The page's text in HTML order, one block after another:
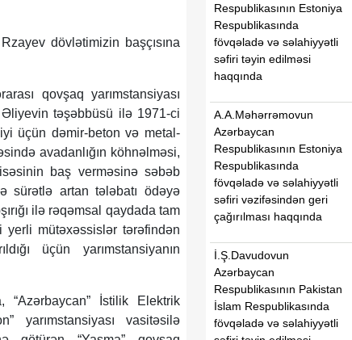
dövlətimizin başçısına
qovşaq yarımstansiyası
Əliyevin təşəbbüsü ilə 1971-ci
üçün dəmir-beton və metal-
avadanlığın köhnəlməsi,
baş verməsinə səbəb
sürətlə artan tələbatı ödəyə
ilə rəqəmsal qaydada tam
mütəxəssislər tərəfindən
üçün yarımstansiyanın
“Azərbaycan” İstilik Elektrik
yarımstansiyası vasitəsilə
Respublikasının Estoniya
Respublikasında
fövqəladə və səlahiyyətli
səfiri təyin edilməsi
haqqında
A.A.Məhərrəmovun
Azərbaycan
Respublikasının Estoniya
Respublikasında
fövqəladə və səlahiyyətli
səfiri vəzifəsindən geri
çağırılması haqqında
İ.Ş.Davudovun
Azərbaycan
Respublikasının Pakistan
İslam Respublikasında
fövqəladə və səlahiyyətli